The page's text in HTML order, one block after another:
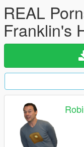
REAL
Franklin's